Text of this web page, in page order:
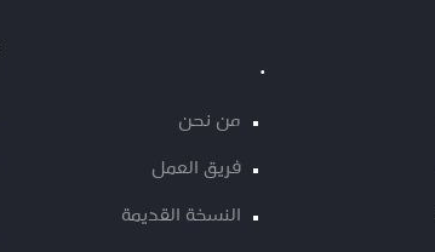
.
من نحن
فريق العمل
النسخة القديمة